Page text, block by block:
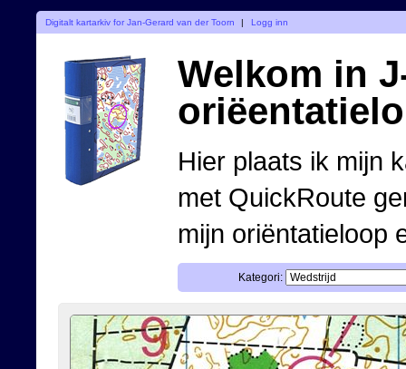
Digitalt kartarkiv for Jan-Gerard van der Toorn | Logg inn
Welkom in
Hier plaats ik mijn
met QuickRoute
mijn oriëntatieloop
Kategori: